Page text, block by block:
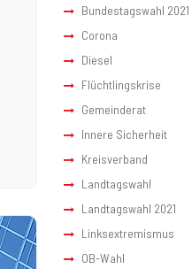
Bundestagswahl 2021
Corona
Diesel
Flüchtlingskrise
Gemeinderat
Innere Sicherheit
Kreisverband
Landtagswahl
Landtagswahl 2021
Linksextremismus
OB-Wahl